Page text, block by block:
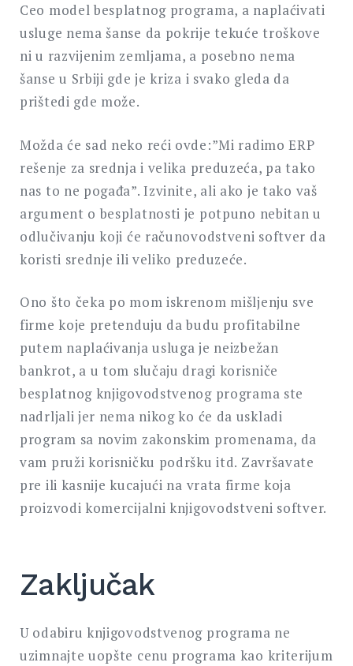
Ceo model besplatnog programa, a naplaćivati
usluge nema šanse da pokrije tekuće troškove
ni u razvijenim zemljama, a posebno nema
šanse u Srbiji gde je kriza i svako gleda da
prištedi gde može.
Možda će sad neko reći ovde:”Mi radimo ERP
rešenje za srednja i velika preduzeća, pa tako
nas to ne pogađa”. Izvinite, ali ako je tako vaš
argument o besplatnosti je potpuno nebitan u
odlučivanju koji će računovodstveni softver da
koristi srednje ili veliko preduzeće.
Ono što čeka po mom iskrenom mišljenju sve
firme koje pretenduju da budu profitabilne
putem naplaćivanja usluga je neizbežan
bankrot, a u tom slučaju dragi korisniče
besplatnog knjigovodstvenog programa ste
nadrljali jer nema nikog ko će da uskladi
program sa novim zakonskim promenama, da
vam pruži korisničku podršku itd. Završavate
pre ili kasnije kucajući na vrata firme koja
proizvodi komercijalni knjigovodstveni softver.
Zaključak
U odabiru knjigovodstvenog programa ne
uzimnajte uopšte cenu programa kao kriterijum